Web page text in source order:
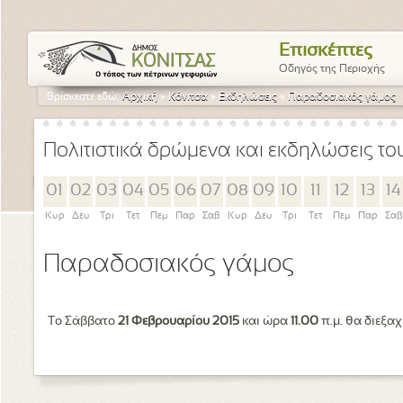
Επισκέπτες
Οδηγός της Περιοχής
Βρίσκεστε εδώ:Αρχική » Κόνιτσα » Εκδηλώσεις » Παραδοσιακός γάμος
Πολιτιστικά δρώμενα και εκδηλώσεις
01
Κυρ
02
Δευ
03
Τρι
04
Τετ
05
Πεμ
06
Παρ
07
Σαβ
08
Κυρ
09
Δευ
10
Τρι Τετ
12
Πεμ
13
Παρ
14
Σαβ
Παραδοσιακός γάμος
Το Σάββατο 21 Φεβρουαρίου 2015 και ώρα 11.00 π.μ. θα